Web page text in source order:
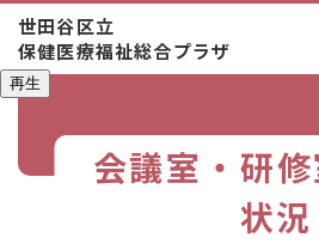
世田谷区立
保健医療福祉総合プラザ
再生
会議室・研
状況